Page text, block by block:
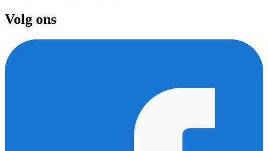
Volg ons